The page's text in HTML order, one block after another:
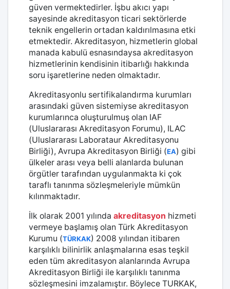
güven vermektedirler. İşbu akıcı yapı
sayesinde akreditasyon ticari sektörlerde
teknik engellerin ortadan kaldırılmasına etki
etmektedir. Akreditasyon, hizmetlerin global
manada kabulü esnasındaysa akreditasyon
hizmetlerinin kendisinin itibarlığı hakkında
soru işaretlerine neden olmaktadır.
Akreditasyonlu sertifikalandırma kurumları
arasındaki güven sistemiyse akreditasyon
kurumlarınca oluşturulmuş olan IAF
(Uluslararası Akreditasyon Forumu), ILAC
(Uluslararası Laborataur Akreditasyonu
Birliği), Avrupa Akreditasyon Birliği (EA) gibi
ülkeler arası veya belli alanlarda bulunan
örgütler tarafından uygulanmakta ki çok
taraflı tanınma sözleşmeleriyle mümkün
kılınmaktadır.
İlk olarak 2001 yılında akreditasyon hizmeti
vermeye başlamış olan Türk Akreditasyon
Kurumu (TÜRKAK) 2008 yılından itibaren
karşılıklı bilinirlik anlaşmalarına esas teşkil
eden tüm akreditasyon alanlarında Avrupa
Akreditasyon Birliği ile karşılıklı tanınma
sözleşmesini imzalamıştır. Böylece TURKAK,